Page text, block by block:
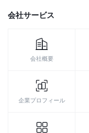
会社サービス
会社概要
企業プロフィール